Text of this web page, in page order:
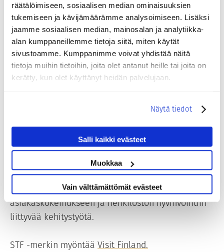
räätälöimiseen, sosiaalisen median ominaisuuksien
tukemiseen ja kävijämäärämme analysoimiseen. Lisäksi
jaamme sosiaalisen median, mainosalan ja analytiikka-
alan kumppaneillemme tietoja siitä, miten käytät
sivustoamme. Kumppanimme voivat yhdistää näitä
tietoja muihin tietoihin, joita olet antanut heille tai joita on
kerätty, kun olet käyttänyt heidän palvelujaan.
Näytä tiedot
Salli kaikki evästeet
Muokkaa
Vain välttämättömät evästeet
Sustainable Travel Finland
Hotel Mattsille on myönnetty Sustainable Travel
STF-merkki perustuu Visit Finlandin kestävän
matkailun ohjelmaan ja kriteereihin, jotka
ohjaavat muun muassa ympäristövastuuseen,
paikallisuuden huomioimiseen,
asiakaskokemukseen ja henkilöstön hyvinvointiin
liittyvää kehitystyötä.
STF -merkin myöntää Visit Finland.